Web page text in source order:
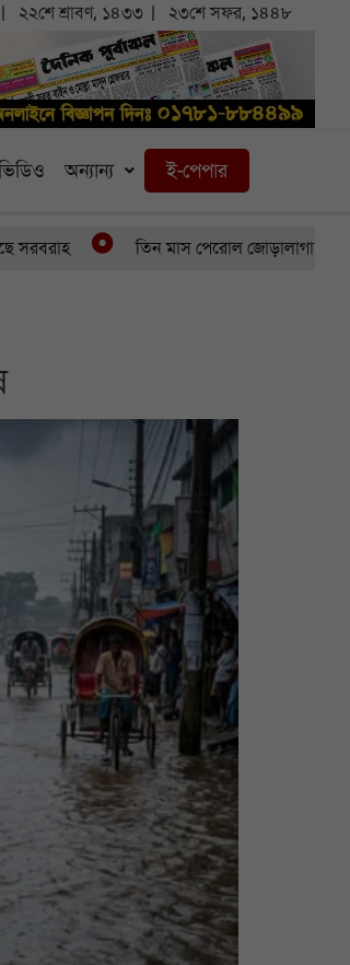
২২শে শ্রাবণ, ১৪৩৩ ২৩শে সফর, ১৪৪৮
অন্যান্য ই-পেপার
তিন মাস পেরোল জোড়ালাগা যমজের, অর্থাভাবে